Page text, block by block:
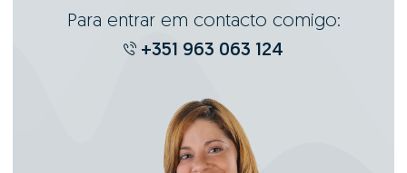
Para entrar em contacto comigo:
+351 963 063 124